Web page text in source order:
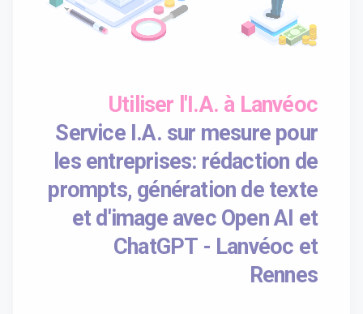
Utiliser l'I.A. à Lanvéoc
Service I.A. sur mesure pour
les entreprises: rédaction de
prompts, génération de texte
et d'image avec Open AI et
ChatGPT - Lanvéoc et
Rennes